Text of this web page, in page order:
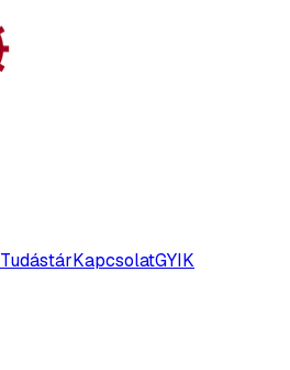
TudástárKapcsolatGYIK